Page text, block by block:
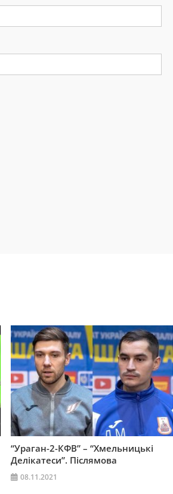
“Ураган-2-КФВ” – “Хмельницькі
Делікатеси”. Післямова
08.11.2021